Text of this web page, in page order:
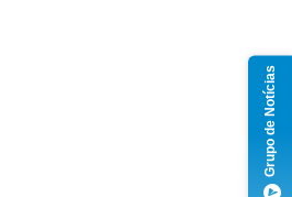
Grupo de Notícias